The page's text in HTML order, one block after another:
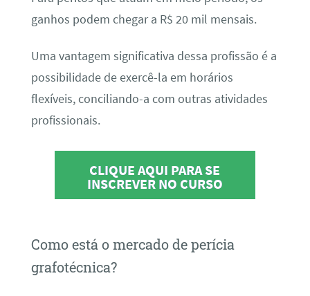
ganhos podem chegar a R$ 20 mil mensais.
Uma vantagem significativa dessa profissão é a
possibilidade de exercê-la em horários
flexíveis, conciliando-a com outras atividades
profissionais.
CLIQUE AQUI PARA SE
INSCREVER NO CURSO
Como está o mercado de perícia
grafotécnica?